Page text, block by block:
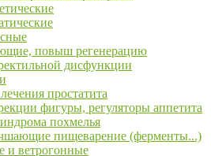
повыш регенерацию
дисфункции
простатита
фигуры, регуляторы аппетита
похмелья
пищеварение (ферменты...)
и ветрогонные